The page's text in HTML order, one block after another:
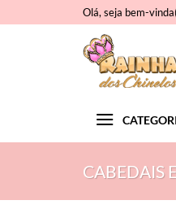
to
Olá, seja bem-
CABEDAIS